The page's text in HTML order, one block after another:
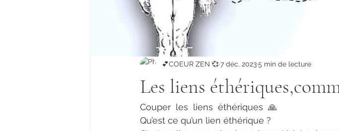
Les liens
💕COEUR ZEN 💞 7 déc. 20235 min de lecture
Couper  les  liens  éthériques  🙏
Qu’est ce qu’un lien éthérique ?